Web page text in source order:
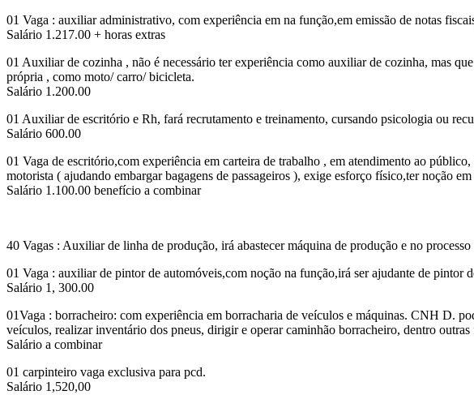
01 Vaga : auxiliar administrativo, com experiência em na função,em emissão de notas
Salário 1.217.00 + horas extras
01 Auxiliar de cozinha , não é necessário ter experiência como auxiliar de cozinha, mas
própria , como moto/ carro/ bicicleta.
Salário 1.200.00
01 Auxiliar de escritório e Rh, fará recrutamento e treinamento, cursando psicologia ou
Salário 600.00
01 Vaga de escritório,com experiência em carteira de trabalho , em atendimento ao
motorista ( ajudando embargar bagagens de passageiros ), exige esforço físico,ter noção
Salário 1.100.00 benefício a combinar
40 Vagas : Auxiliar de linha de produção, irá abastecer máquina de produção e no processo
01 Vaga : auxiliar de pintor de automóveis,com noção na função,irá ser ajudante de pintor
Salário 1, 300.00
01Vaga : borracheiro: com experiência em borracharia de veículos e máquinas. CNH D.
veículos, realizar inventário dos pneus, dirigir e operar caminhão borracheiro, dentro outras
Salário a combinar
01 carpinteiro vaga exclusiva para pcd.
Salário 1,520,00